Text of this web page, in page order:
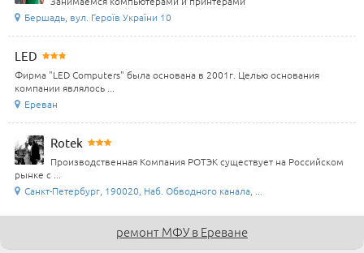
Бершадь, вул. Героїв України 10
LED
Фирма "LED Computers" была основана в 2001г. Целью основания
компании являлось ...
Ереван
Rotek
Производственная Компания РОТЭК существует на Российском
рынке с ...
Санкт-Петербург, 190020, Наб. Обводного канала, ...
ремонт МФУ в Ереване